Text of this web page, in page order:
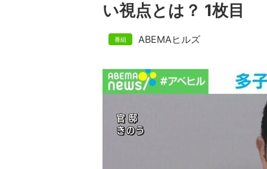
い視点とは？ 1枚目
ABEMAヒルズ